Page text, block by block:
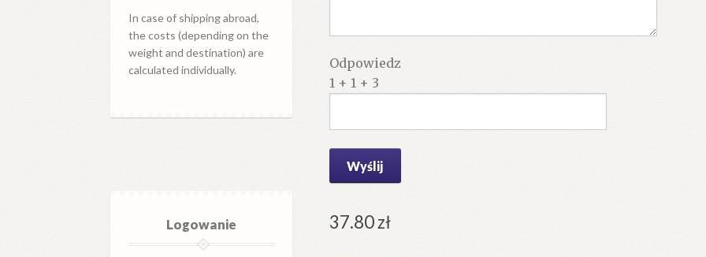
Odpowiedz
1 + 1 + 3
37.80zł
In case of shipping abroad,
the costs (depending on the
weight and destination) are
calculated individually.
Logowanie